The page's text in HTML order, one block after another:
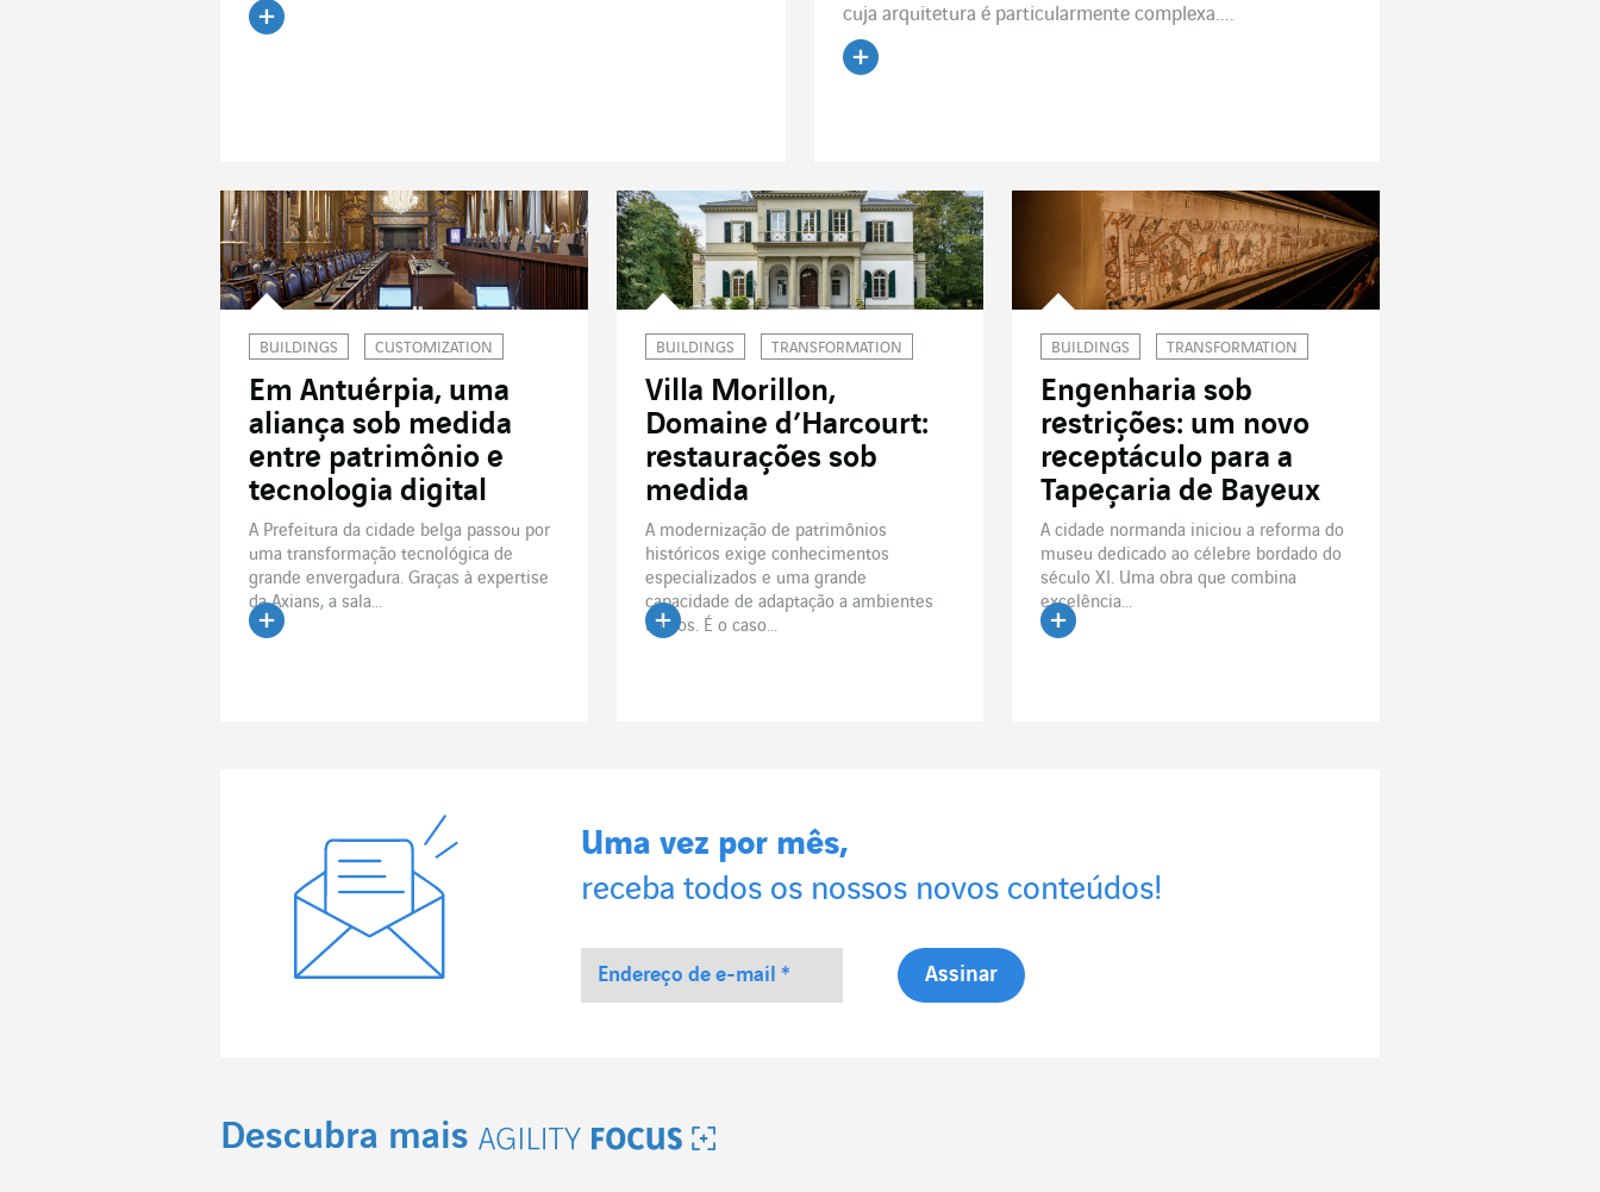
cuja arquitetura é particularmente complexa....
BUILDINGS CUSTOMIZATION
Em Antuérpia, uma
aliança sob medida
entre patrimônio e
tecnologia digital
A Prefeitura da cidade belga passou por
uma transformação tecnológica de
grande envergadura. Graças à expertise
da Axians, a sala...
BUILDINGS TRANSFORMATION
Villa Morillon,
Domaine d’Harcourt:
restaurações sob
medida
A modernização de patrimônios
históricos exige conhecimentos
especializados e uma grande
capacidade de adaptação a ambientes
únicos. É o caso...
BUILDINGS TRANSFORMATION
Engenharia sob
restrições: um novo
receptáculo para a
Tapeçaria de Bayeux
A cidade normanda iniciou a reforma do
museu dedicado ao célebre bordado do
século XI. Uma obra que combina
excelência...
Uma vez por mês,
receba todos os nossos novos conteúdos!
Descubra mais